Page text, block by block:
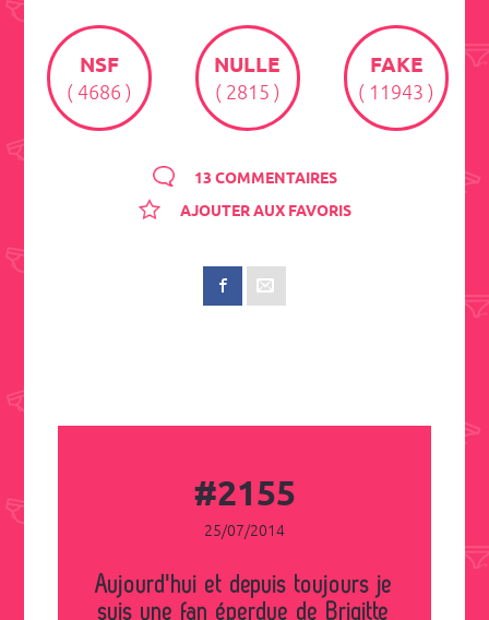
NSF
( 4686 )
NULLE
( 2815 )
FAKE
( 11943 )
13 COMMENTAIRES
AJOUTER AUX FAVORIS
#2155
25/07/2014
Aujourd'hui et depuis toujours je
suis une fan éperdue de Brigitte